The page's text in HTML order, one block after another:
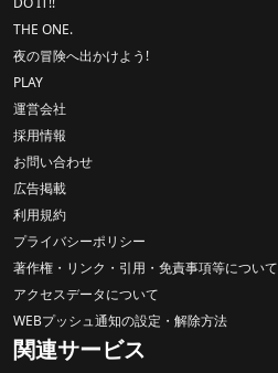
THE ONE.
夜の冒険へ出かけよう!
PLAY
運営会社
採用情報
お問い合わせ
広告掲載
利用規約
プライバシーポリシー
著作権・リンク・引用・免責事項等について
アクセスデータについて
WEBプッシュ通知の設定・解除方法
関連サービス